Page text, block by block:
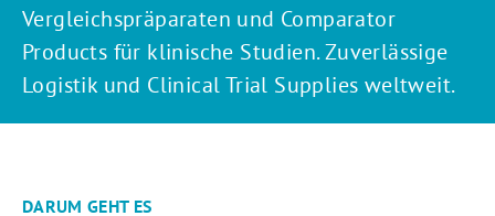
Tierärzte & Ärzte
Über ilapo
Vergleichspräparaten und Comparator
Products für klinische Studien. Zuverlässige
Logistik und Clinical Trial Supplies weltweit.
DARUM GEHT ES